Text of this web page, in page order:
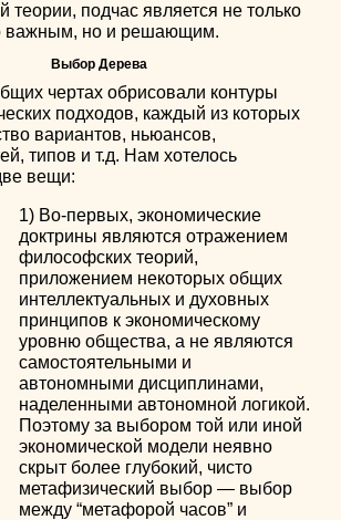
теории, подчас является не только
важным, но и решающим.
Выбор Дерева
чертах обрисовали контуры
подходов, каждый из которых
вариантов, ньюансов,
типов и т.д. Нам хотелось
вещи:
1) Во-первых, экономические
доктрины являются отражением
философских теорий,
приложением некоторых общих
интеллектуальных и духовных
принципов к экономическому
уровню общества, а не являются
самостоятельными и
автономными дисциплинами,
наделенными автономной логикой.
Поэтому за выбором той или иной
экономической модели неявно
скрыт более глубокий, чисто
метафизический выбор — выбор
между “метафорой часов” и